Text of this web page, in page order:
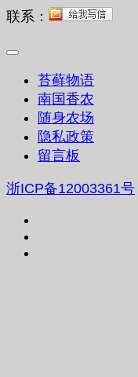
联系：
苔藓物语
南国香农
随身农场
隐私政策
留言板
浙ICP备12003361号